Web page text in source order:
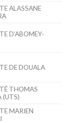
ALASSANE
D’ABOMEY-
DE DOUALA
THOMAS
(UTS)
MARIEN